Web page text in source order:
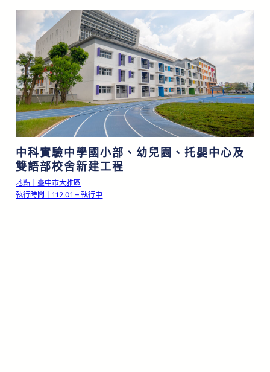
中科實驗中學國小部、幼兒園、托嬰中心及
雙語部校舍新建工程
地點｜臺中市大雅區
執行時間｜112.01 – 執行中